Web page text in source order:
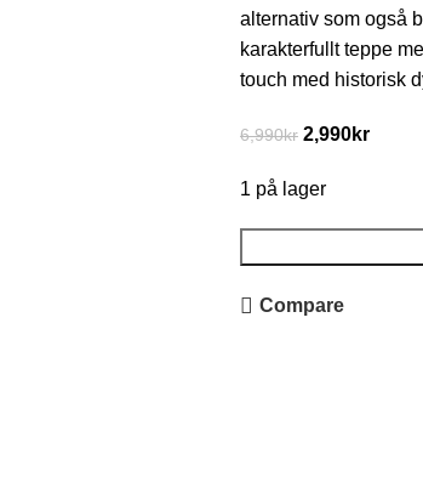
alternativ som også
karakterfullt teppe
touch med historisk
6,990kr 2,990kr
1 på lager
Compare